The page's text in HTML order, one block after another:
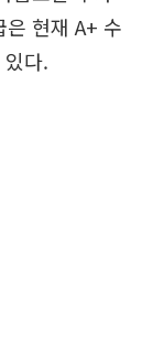
현재 A+ 수
다.